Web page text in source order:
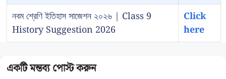
নবম শ্রেণি ইতিহাস সাজেশন ২০২৬ | Class 9
History Suggestion 2026
Click
here